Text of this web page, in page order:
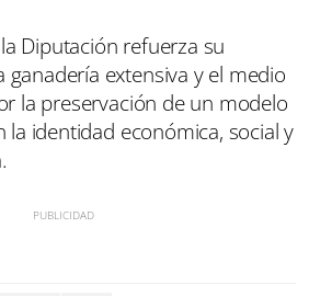
Diputación refuerza su
extensiva y el medio
la preservación de un modelo
la identidad económica, social y